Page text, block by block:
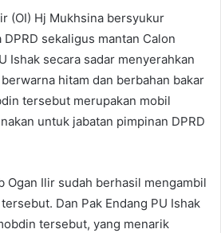
(OI) Hj Mukhsina bersyukur
sekaligus mantan Calon
Ishak secara sadar menyerahkan
hitam dan berbahan bakar
tersebut merupakan mobil
untuk jabatan pimpinan DPRD
Ogan Ilir sudah berhasil mengambil
Dan Pak Endang PU Ishak
tersebut, yang menarik